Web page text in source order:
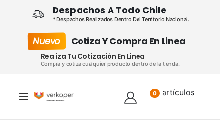
Despachos A Todo Chile
* Despachos Realizados Dentro Del Territorio Nacional.
Nuevo Cotiza Y Compra En Linea
Realiza Tu Cotización En Linea
Compra y cotiza cualquier producto dentro de la tienda.
0 artículos